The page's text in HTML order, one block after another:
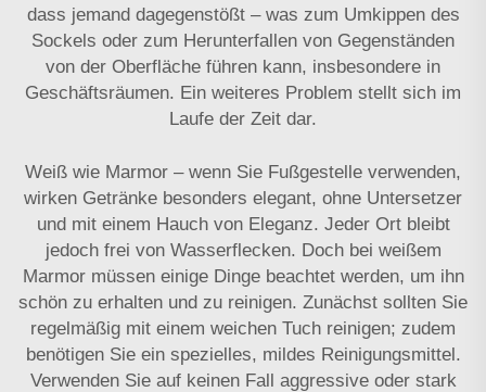
dass jemand dagegenstößt – was zum Umkippen des
Sockels oder zum Herunterfallen von Gegenständen
von der Oberfläche führen kann, insbesondere in
Geschäftsräumen. Ein weiteres Problem stellt sich im
Laufe der Zeit dar.
Weiß wie Marmor – wenn Sie Fußgestelle verwenden,
wirken Getränke besonders elegant, ohne Untersetzer
und mit einem Hauch von Eleganz. Jeder Ort bleibt
jedoch frei von Wasserflecken. Doch bei weißem
Marmor müssen einige Dinge beachtet werden, um ihn
schön zu erhalten und zu reinigen. Zunächst sollten Sie
regelmäßig mit einem weichen Tuch reinigen; zudem
benötigen Sie ein spezielles, mildes Reinigungsmittel.
Verwenden Sie auf keinen Fall aggressive oder stark